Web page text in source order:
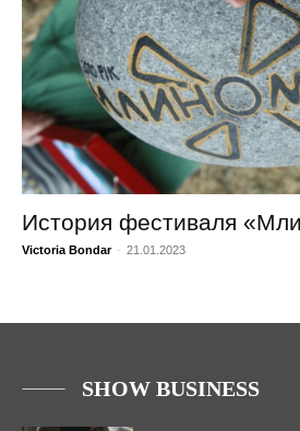
История фестиваля
Victoria Bondar - 21.01.2023
SHOW BUSINESS